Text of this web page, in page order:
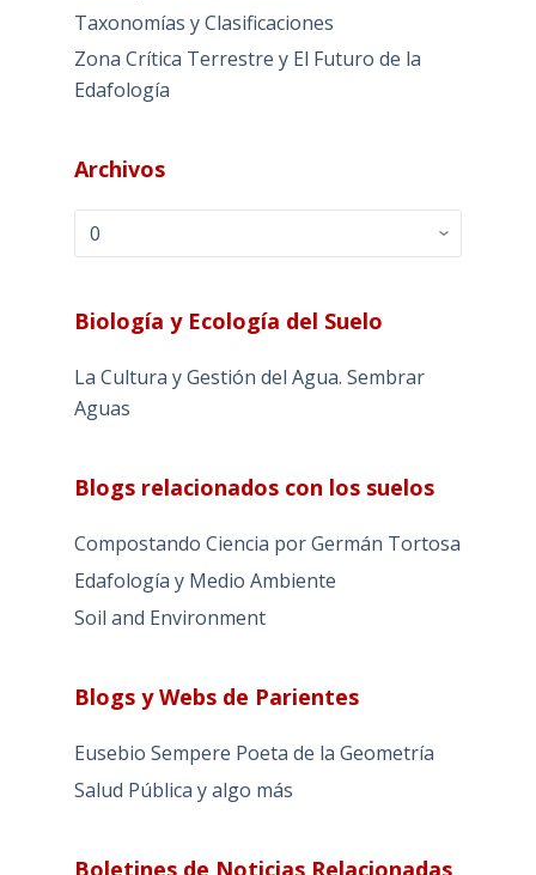
Taxonomías y Clasificaciones
Zona Crítica Terrestre y El Futuro de la
Edafología
Archivos
Archivos
Biología y Ecología del Suelo
La Cultura y Gestión del Agua. Sembrar
Aguas
Blogs relacionados con los suelos
Compostando Ciencia por Germán Tortosa
Edafología y Medio Ambiente
Soil and Environment
Blogs y Webs de Parientes
Eusebio Sempere Poeta de la Geometría
Salud Pública y algo más
Boletines de Noticias Relacionadas